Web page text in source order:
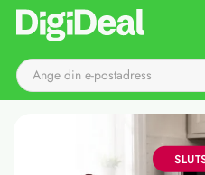
Till startsidan